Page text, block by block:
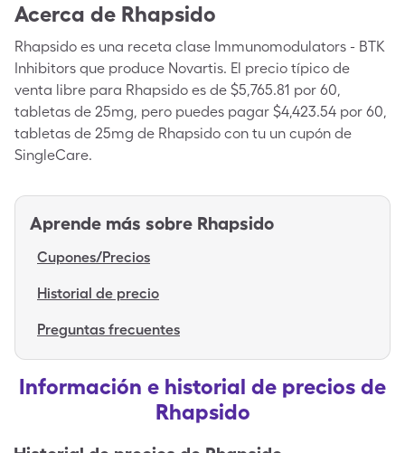
Acerca de Rhapsido
Rhapsido es una receta clase Immunomodulators - BTK
Inhibitors que produce Novartis. El precio típico de
venta libre para Rhapsido es de $5,765.81 por 60,
tabletas de 25mg, pero puedes pagar $4,423.54 por 60,
tabletas de 25mg de Rhapsido con tu un cupón de
SingleCare.
Aprende más sobre Rhapsido
Cupones/Precios
Historial de precio
Preguntas frecuentes
Información e historial de precios de
Rhapsido